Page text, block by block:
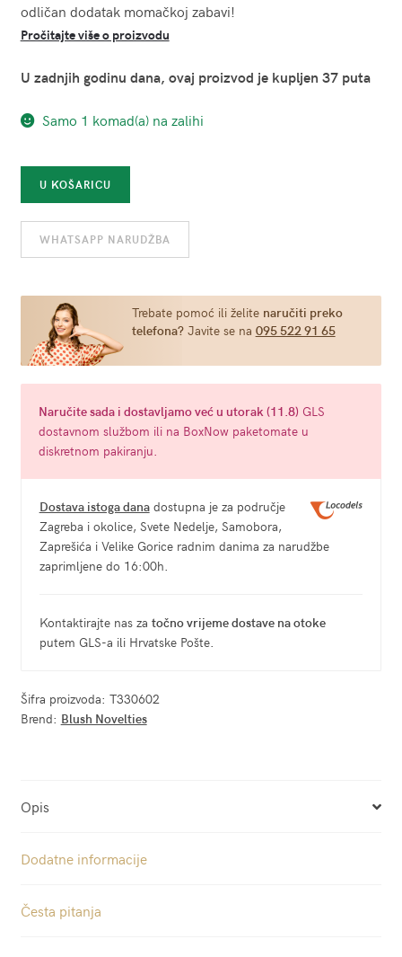
odličan dodatak momačkoj zabavi!
Pročitajte više o proizvodu
U zadnjih godinu dana, ovaj proizvod je kupljen 37 puta
Samo 1 komad(a) na zalihi
Ljubavna
lutka
na
napuhavanje
količina
U KOŠARICU
WHATSAPP NARUDŽBA
Trebate pomoć ili želite naručiti preko
telefona?Javite se na 095 522 91 65
Naručitesadai dostavljamo već u utorak (11.8) GLS
dostavnom službom ili na BoxNow paketomate u
diskretnom pakiranju.
Dostava istoga danadostupna je za područje
Zagreba i okolice, Svete Nedelje, Samobora,
Zaprešića i Velike Gorice radnim danima za narudžbe
zaprimljene do 16:00h.
Kontaktirajte nas za točno vrijeme dostave na otoke
putem GLS-a ili Hrvatske Pošte.
Šifra proizvoda: T330602
Brend: Blush Novelties
Opis
Dodatne informacije
Česta pitanja